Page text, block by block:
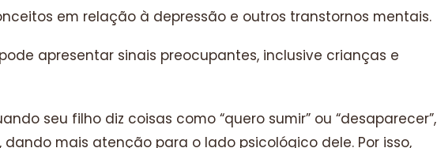
em relação à depressão e outros transtornos mentais.
apresentar sinais preocupantes, inclusive crianças e
seu filho diz coisas como “quero sumir” ou “desaparecer”,
mais atenção para o lado psicológico dele. Por isso,